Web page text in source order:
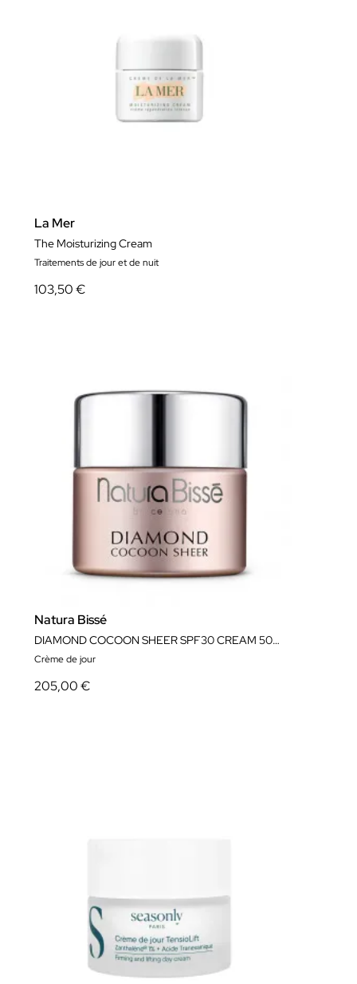
La Mer
The Moisturizing Cream
Traitements de jour et de nuit
103,50 €
Natura Bissé
DIAMOND COCOON SHEER SPF30 CREAM 50ML
Crème de jour
205,00 €